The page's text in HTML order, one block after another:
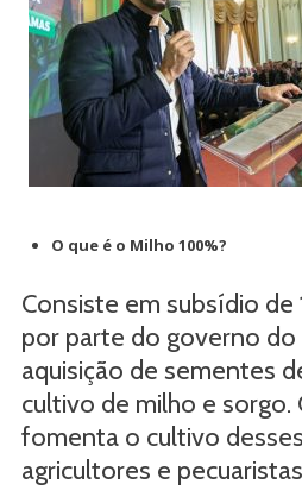
O que é o Milho 100%?
Consiste em subsídio
por parte do governo do
aquisição de sementes
cultivo de milho e sorgo.
fomenta o cultivo
agricultores e